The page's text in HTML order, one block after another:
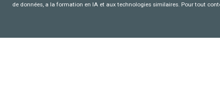
de données, a la formation en IA et aux technologies similaires. Pour tout